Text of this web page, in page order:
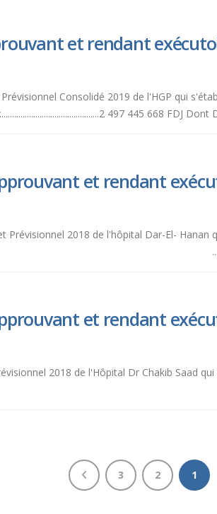
et rendant
Consolidé 2019 de l'HGP qui s'établit
:..............................................2 497 445 668
et rendant
2018 de l'hôpital Dar-El- Hanan
et rendant
2018 de l'Hôpital Dr Chakib Saad
1
2
3